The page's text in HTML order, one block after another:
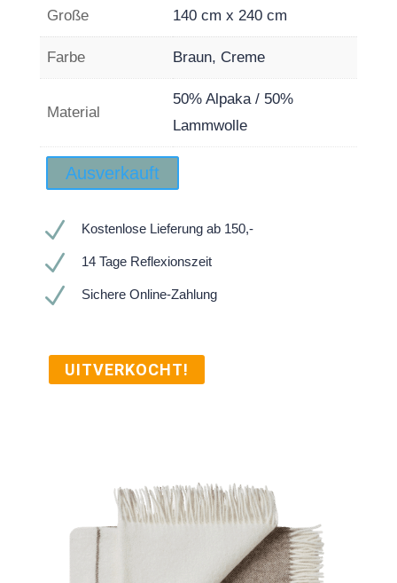
Große 140 cm x 240 cm
Farbe Braun, Creme
Material
50% Alpaka / 50%
Lammwolle
Ausverkauft
N Kostenlose Lieferung ab 150,-
N 14 Tage Reflexionszeit
N Sichere Online-Zahlung
UITVERKOCHT!